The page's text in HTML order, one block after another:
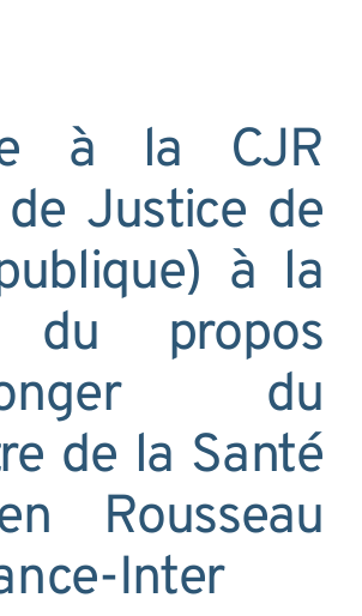
à la CJR
Justice de
à la
du propos
du
de la Santé
Rousseau
Inter